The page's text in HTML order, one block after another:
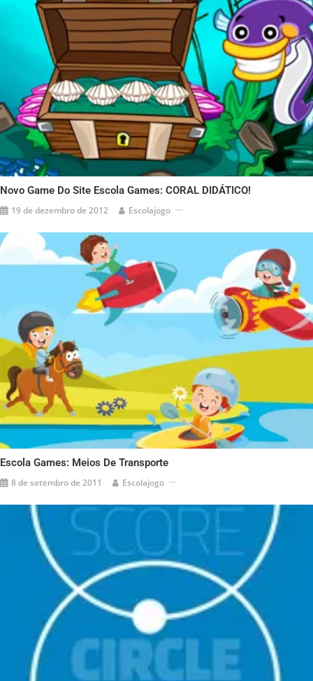
Novo Game Do Site Escola Games: CORAL DIDÁTICO!
19 de dezembro de 2012 Escolajogo
Escola Games: Meios De Transporte
8 de setembro de 2011 Escolajogo